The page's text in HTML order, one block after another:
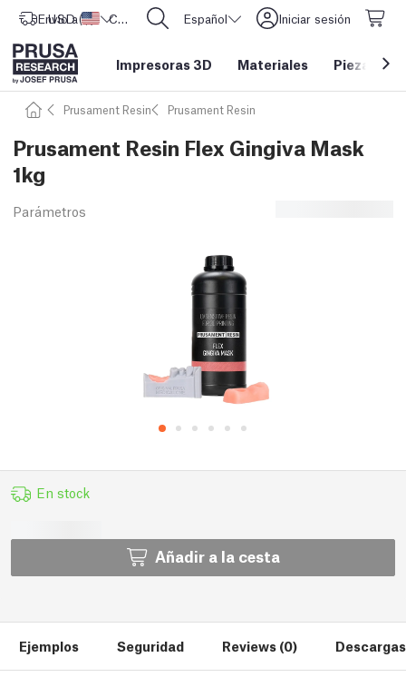
Envío a Estados Unidos
USD ($) CORE One L: ¡Ya disponible! Español Iniciar sesión
Impresoras 3D Materiales Piezas y
Prusament Resin Prusament Resin
Prusament Resin Flex Gingiva Mask
1kg
Parámetros
En stock
Añadir a la cesta
Ejemplos Seguridad Reviews (0)